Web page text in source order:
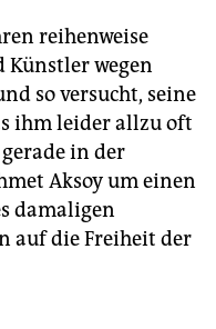
reihenweise
wegen
so versucht, seine
ihm leider allzu oft
in der
Aksoy um einen
damaligen
auf die Freiheit der